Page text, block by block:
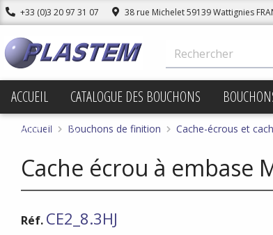
+33 (0)3 20 97 31 07 38 rue Michelet 59139 Wattignies
ACCUEIL CATALOGUE DES BOUCHONS
PROMOTIONS
Accueil Bouchons de finition Cache-écrous et
Cache écrou à embase
Réf. CE2_8.3HJ